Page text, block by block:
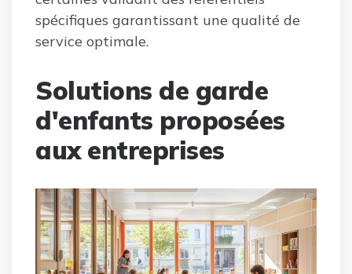
spécifiques garantissant une qualité de
service optimale.
Solutions de garde
d'enfants proposées
aux entreprises